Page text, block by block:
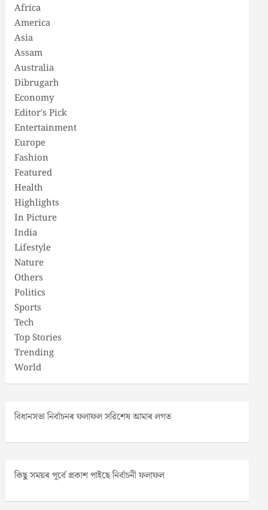
Africa
America
Asia
Assam
Australia
Dibrugarh
Economy
Editor's Pick
Entertainment
Europe
Fashion
Featured
Health
Highlights
In Picture
India
Lifestyle
Nature
Others
Politics
Sports
Tech
Top Stories
Trending
World
বিধানসভা নিৰ্বাচনৰ ফলাফল সৱিশেষ আমাৰ লগত
কিছু সময়ৰ পূৰ্বে প্ৰকাশ পাইছে নিৰ্বাচনী ফলাফল